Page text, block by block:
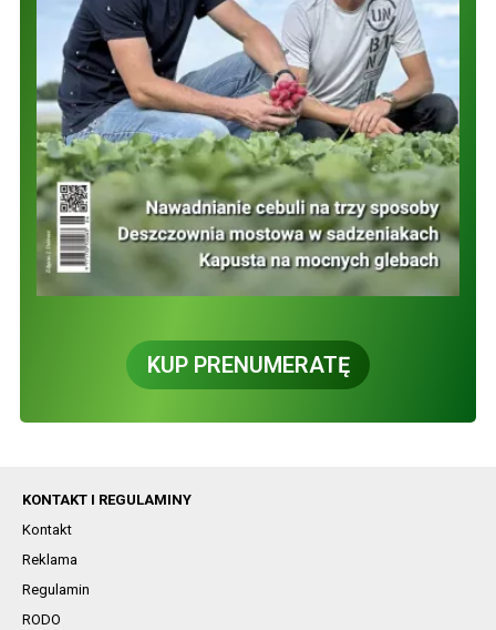
KUP PRENUMERATĘ
KONTAKT I REGULAMINY
Kontakt
Reklama
Regulamin
RODO